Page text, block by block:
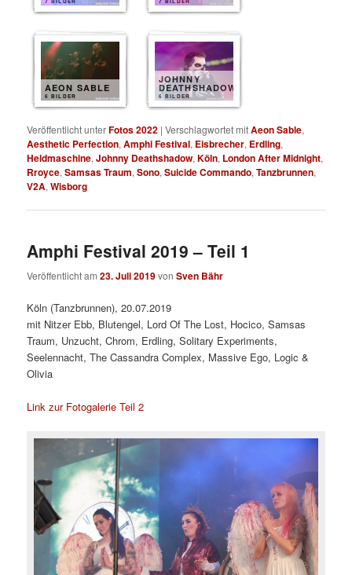
AEON SABLE
6 BILDER
JOHNNY
DEATHSHADOW
6 BILDER
Veröffentlicht unterFotos 2022 |Verschlagwortet mitAeon Sable,
Aesthetic Perfection,Amphi Festival, Eisbrecher, Erdling,
Heldmaschine,Johnny Deathshadow,Köln, London After Midnight,
Rroyce,Samsas Traum,Sono,Suicide Commando,Tanzbrunnen,
V2A,Wisborg
Amphi Festival 2019 – Teil 1
Veröffentlicht am23. Juli 2019vonSven Bähr
Köln (Tanzbrunnen), 20.07.2019
mit Nitzer Ebb, Blutengel, Lord Of The Lost, Hocico, Samsas
Traum, Unzucht, Chrom, Erdling, Solitary Experiments,
Seelennacht, The Cassandra Complex, Massive Ego, Logic &
Olivia
Link zur Fotogalerie Teil 2